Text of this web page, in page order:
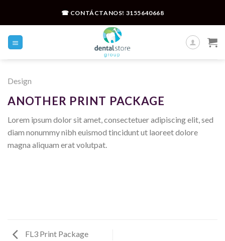
☎ CONTÁCTANOS! 3155640668
Design
ANOTHER PRINT PACKAGE
Lorem ipsum dolor sit amet, consectetuer adipiscing elit, sed
diam nonummy nibh euismod tincidunt ut laoreet dolore
magna aliquam erat volutpat.
FL3 Print Package